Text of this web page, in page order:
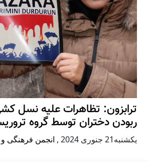
ترابزون: تظاهرات علیه نسل
ربودن دختران توسط گروه
يكشنبه21 جنوری 2024 , انجمن فرهنگی